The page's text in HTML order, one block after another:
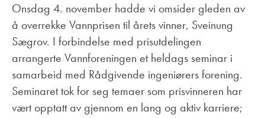
Onsdag 4. november hadde vi omsider gleden av
å overrekke Vannprisen til årets vinner, Sveinung
Sægrov. I forbindelse med prisutdelingen
arrangerte Vannforeningen et heldags seminar i
samarbeid med Rådgivende ingeniørers forening.
Seminaret tok for seg temaer som prisvinneren har
vært opptatt av gjennom en lang og aktiv karriere;